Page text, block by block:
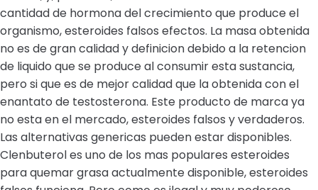
cantidad de hormona del crecimiento que produce el
organismo, esteroides falsos efectos. La masa obtenida
no es de gran calidad y definicion debido a la retencion
de liquido que se produce al consumir esta sustancia,
pero si que es de mejor calidad que la obtenida con el
enantato de testosterona. Este producto de marca ya
no esta en el mercado, esteroides falsos y verdaderos.
Las alternativas genericas pueden estar disponibles.
Clenbuterol es uno de los mas populares esteroides
para quemar grasa actualmente disponible, esteroides